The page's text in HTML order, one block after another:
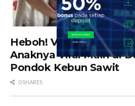
Heboh! Video Ibu Tiri
Anaknya Viral Main di
Pondok Kebun Sawit
0 SHARES